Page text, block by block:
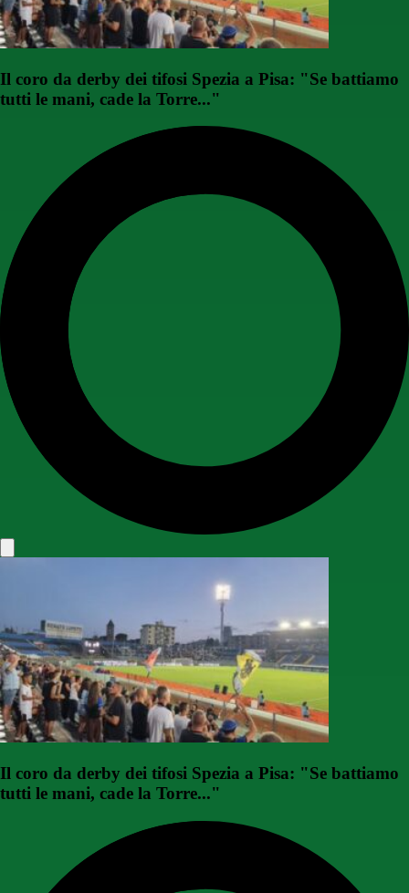
Il coro da derby dei tifosi Spezia a Pisa: "Se battiamo
tutti le mani, cade la Torre..."
Il coro da derby dei tifosi Spezia a Pisa: "Se battiamo
tutti le mani, cade la Torre..."